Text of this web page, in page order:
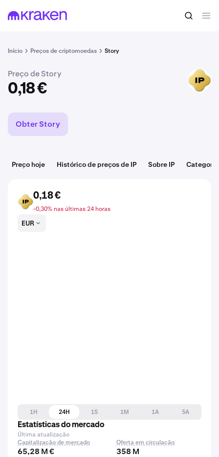
Início Preços de criptomoedas Story
0,18 € Comprar IP
Preço de Story
0,18 €
IP
Obter Story
Preço hoje Histórico de preços de IP Sobre IP
IP
0,18 €
-0,30% nas últimas 24 horas
EUR
1H 24H 1S 1M 1A
5A
Estatísticas do mercado
Última atualização
Capitalização de mercado
65,28 M €
Oferta em circulação
358 M